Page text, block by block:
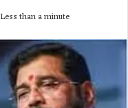
Less than a minute